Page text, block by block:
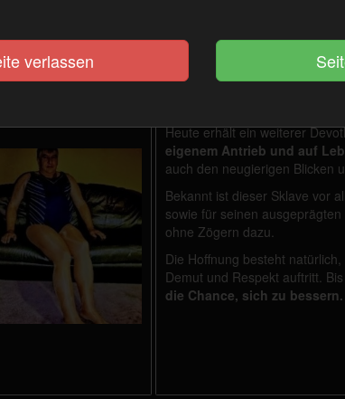
Heute erhält ein weiterer
eigenem Antrieb und auf
auch den neugierigen Blicken
Bekannt ist dieser Sklave vor
sowie für seinen ausgeprägten
ohne Zögern dazu.
Die Hoffnung besteht
Demut und Respekt auftritt.
die Chance, sich zu bessern.
verlassen